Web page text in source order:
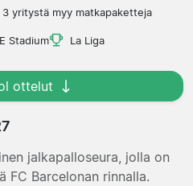
3 yritystä myy matkapaketteja
Stadium La Liga
ottelut
jalkapalloseura, jolla on
FC Barcelonan rinnalla.